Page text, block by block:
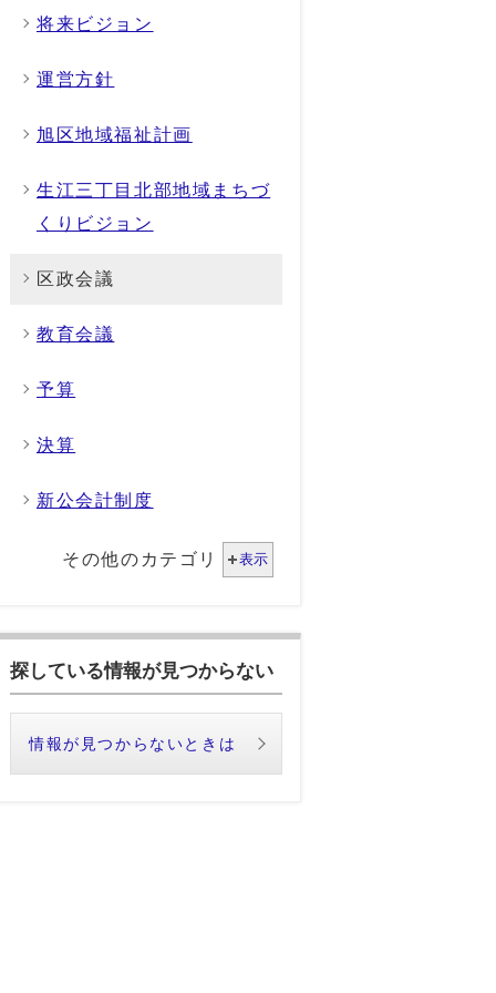
将来ビジョン
運営方針
旭区地域福祉計画
生江三丁目北部地域まちづ
くりビジョン
区政会議
教育会議
予算
決算
新公会計制度
その他のカテゴリ 表示
探している情報が見つからない
情報が見つからないときは